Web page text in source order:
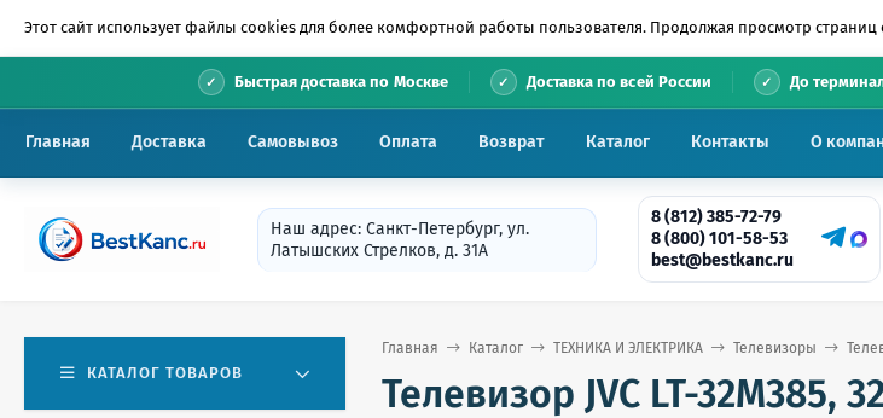
Этот сайт использует файлы cookies для более комфортной работы пользователя. Продолжая просмотр
Быстрая доставка по Москве Доставка по всей России До
Главная Доставка Самовывоз Оплата Возврат Каталог Контакты О
Наш адрес: Санкт-Петербург, ул.
Латышских Стрелков, д. 31А
8 (812) 385-72-79
8 (800) 101-58-53
best@bestkanc.ru
Главная Каталог ТЕХНИКА И ЭЛЕКТРИКА Телевизоры
Телевизор JVC LT-32M385,
КАТАЛОГ ТОВАРОВ